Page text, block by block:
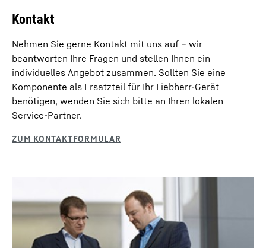
Kontakt
Nehmen Sie gerne Kontakt mit uns auf – wir
beantworten Ihre Fragen und stellen Ihnen ein
individuelles Angebot zusammen. Sollten Sie eine
Komponente als Ersatzteil für Ihr Liebherr-Gerät
benötigen, wenden Sie sich bitte an Ihren lokalen
Service-Partner.